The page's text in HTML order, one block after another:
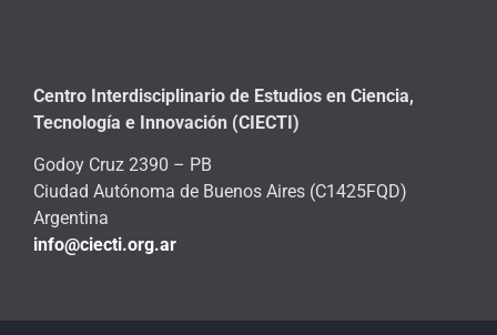
Centro Interdisciplinario de Estudios en Ciencia,
Tecnología e Innovación (CIECTI)
Godoy Cruz 2390 – PB
Ciudad Autónoma de Buenos Aires (C1425FQD)
Argentina
info@ciecti.org.ar